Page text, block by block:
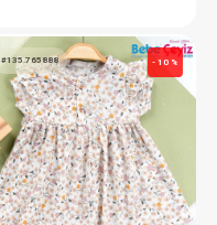
FIYATLARI
#135.765888